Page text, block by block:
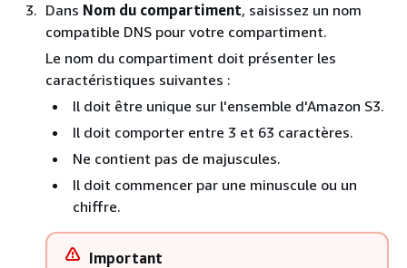
Dans Nom du compartiment, saisissez un nom
compatible DNS pour votre compartiment.
Le nom du compartiment doit présenter les
caractéristiques suivantes :
Il doit être unique sur l'ensemble d'Amazon S3.
Il doit comporter entre 3 et 63 caractères.
Ne contient pas de majuscules.
Il doit commencer par une minuscule ou un
chiffre.
Important